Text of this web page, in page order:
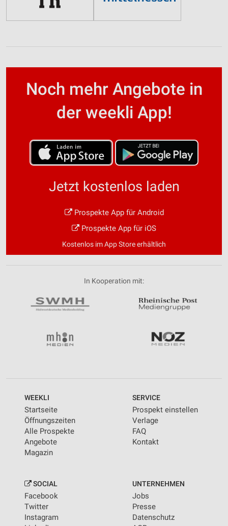
Noch mehr Angebote in
der weekli App!
Jetzt kostenlos laden
Prospekte App für Android
Prospekte App für iOS
Kostenlos im App Store erhältlich
In Kooperation mit:
WEEKLI
Startseite
Öffnungszeiten
Alle Prospekte
Angebote
Magazin
SERVICE
Prospekt einstellen
Verlage
FAQ
Kontakt
SOCIAL
Facebook
Twitter
Instagram
UNTERNEHMEN
Jobs
Presse
Datenschutz